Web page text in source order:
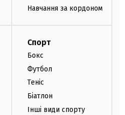
Навчання за кордоном
Спорт
Бокс
Футбол
Теніс
Біатлон
Інші види спорту